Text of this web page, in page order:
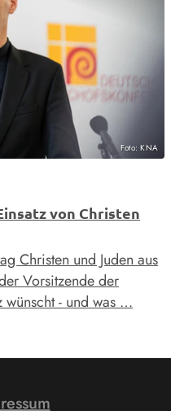
Foto: KNA
von Christen
Christen und Juden aus
Vorsitzende der
wünscht - und was …